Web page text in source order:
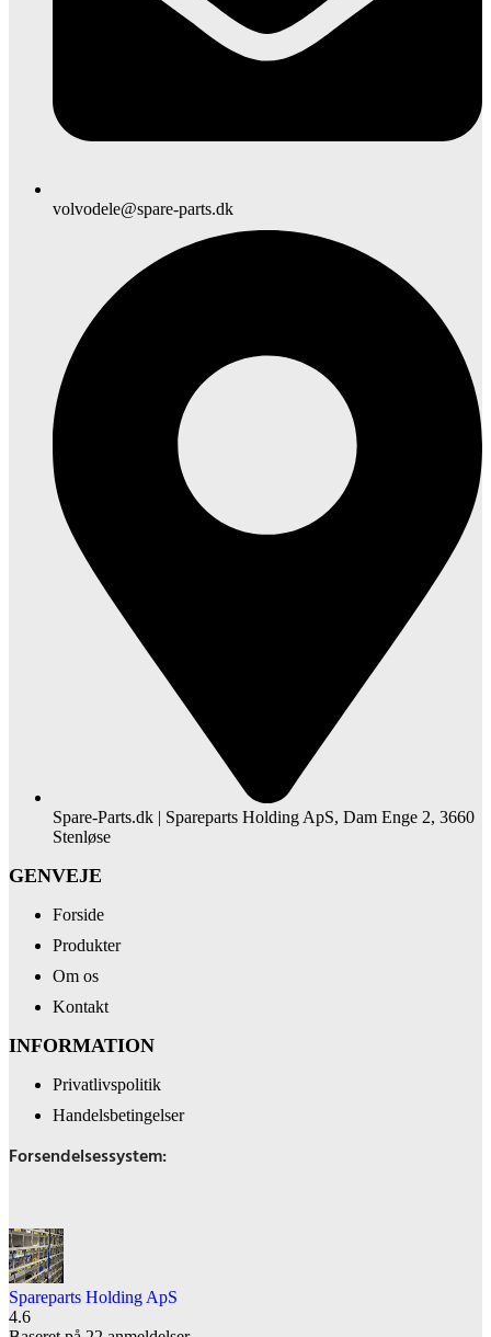
volvodele@spare-parts.dk
Spare-Parts.dk | Spareparts Holding ApS, Dam Enge 2, 3660
Stenløse
GENVEJE
Forside
Produkter
Om os
Kontakt
INFORMATION
Privatlivspolitik
Handelsbetingelser
Forsendelsessystem:
Spareparts Holding ApS
4.6